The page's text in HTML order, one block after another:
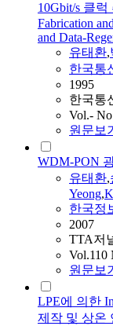
10Gbit/s 클
Fabrication
and Data-
유태환,
한국통
1995
한국통
Vol.-
원문보기
WDM-PON
유태환,
Yeong,
한국정
2007
TTA저
Vol.110
원문보기
LPE에 의한
제작 및 상온